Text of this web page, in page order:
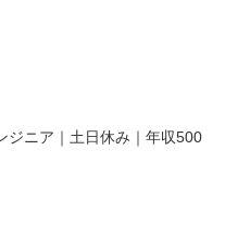
ジニア｜土日休み｜年収500